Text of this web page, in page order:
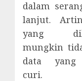
dalam
lanjut.
yang
mungkin
data yang
curi.